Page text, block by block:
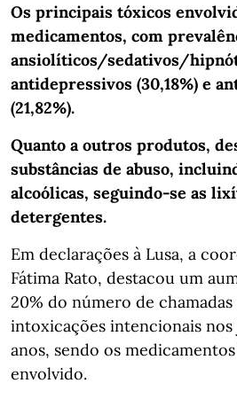
Os principais tóxicos
medicamentos, com
ansiolíticos/sedativos/
antidepressivos (30,18%) e
(21,82%).
Quanto a outros produtos,
substâncias de abuso,
alcoólicas, seguindo-se as
detergentes.
Em declarações à Lusa, a
Fátima Rato, destacou um
20% do número de
intoxicações intencionais nos
anos, sendo os
envolvido.